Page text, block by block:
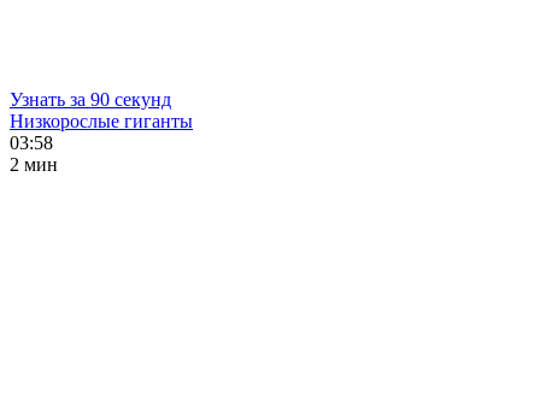
Узнать за 90 секунд
Низкорослые гиганты
03:58
2 мин